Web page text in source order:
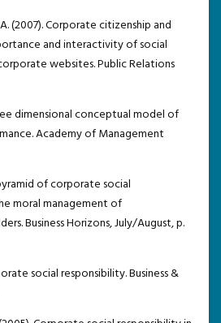
(2007). Corporate citizenship and
and interactivity of social
websites. Public Relations
dimensional conceptual model of
Academy of Management
of corporate social
moral management of
Business Horizons, July/August, p.
social responsibility. Business &